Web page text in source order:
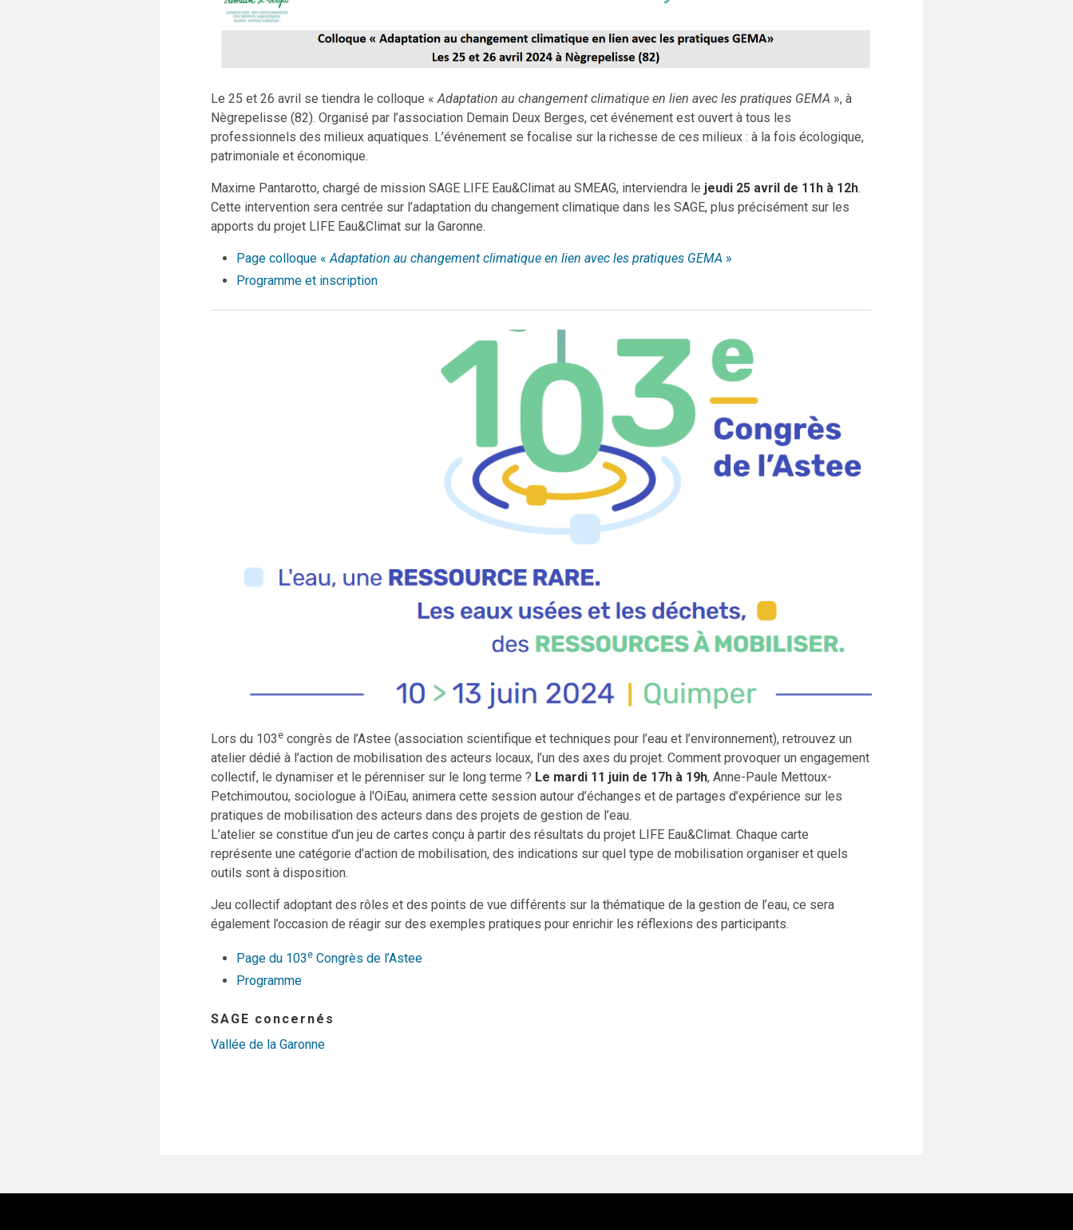
Le 25 et 26 avril se tiendra le colloque «Adaptation au changement climatique en lien avec les pratiques GEMA », à
Nègrepelisse (82). Organisé par l’association Demain Deux Berges, cet événement est ouvert à tous les
professionnels des milieux aquatiques. L’événement se focalise sur la richesse de ces milieux : à la fois écologique,
patrimoniale et économique.
Maxime Pantarotto, chargé de mission SAGE LIFE Eau&Climat au SMEAG, interviendra le jeudi 25 avril de 11h à 12h.
Cette intervention sera centrée sur l’adaptation du changement climatique dans les SAGE, plus précisément sur les
apports du projet LIFE Eau&Climat sur la Garonne.
Page colloque «Adaptation au changement climatique en lien avec les pratiques GEMA »
Programme et inscription
Lors du 103 e congrès de l’Astee (association scientifique et techniques pour l’eau et l’environnement), retrouvez un
atelier dédié à l’action de mobilisation des acteurs locaux, l’un des axes du projet. Comment provoquer un engagement
collectif, le dynamiser et le pérenniser sur le long terme ? Le mardi 11 juin de 17h à 19h, Anne-Paule Mettoux-
Petchimoutou, sociologue à l'OiEau, animera cette session autour d’échanges et de partages d’expérience sur les
pratiques de mobilisation des acteurs dans des projets de gestion de l’eau.
L’atelier se constitue d’un jeu de cartes conçu à partir des résultats du projet LIFE Eau&Climat. Chaque carte
représente une catégorie d’action de mobilisation, des indications sur quel type de mobilisation organiser et quels
outils sont à disposition.
Jeu collectif adoptant des rôles et des points de vue différents sur la thématique de la gestion de l’eau, ce sera
également l’occasion de réagir sur des exemples pratiques pour enrichir les réflexions des participants.
Page du 103e Congrès de l’Astee
Programme
SAGE concernés
Vallée de la Garonne